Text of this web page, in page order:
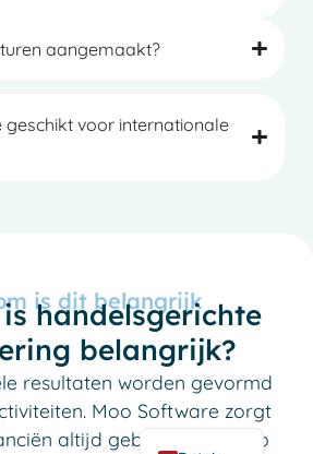
aangemaakt?
geschikt voor internationale
is dit belangrijk
handelsgerichte
belangrijk?
resultaten worden gevormd
Moo Software zorgt
altijd gebaseerd zijn op
English
German
Italian
Spanish